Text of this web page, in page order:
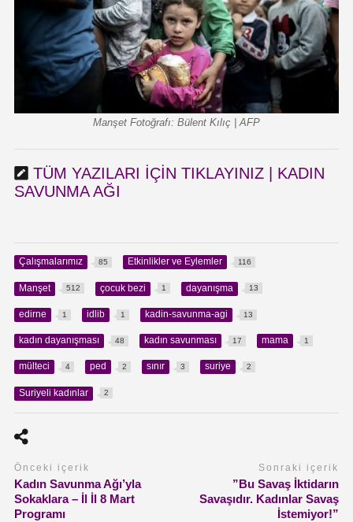
Manşet Fotoğrafı: Bülent Kılıç | AFP
TÜM YAZILARI IÇIN TIKLAYINIZ | KADIN
SAVUNMA AĞI
Çalışmalarımız 85 Etkinlikler ve Eylemler 116
Manşet 512 çocuk bezi 1 dayanışma 13
edirne 1 idlib 1 kadin-savunma-agi 13
kadın dayanışması 48 kadın savunması 17 mama 1
mülteci 4 ped 2 sınır 3 suriye 2
Suriyeli kadınlar 2
Önceki içerik
Kadın Savunma Ağı’yla
Sokaklara – İl İl 8 Mart
Programı
Sonraki içerik
”Bu Savaş İktidarın
Savaşıdır. Kadınlar Savaş
İstemiyor!”